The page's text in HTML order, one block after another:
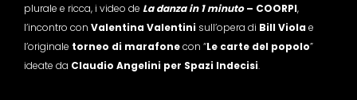
plurale e ricca, i video de La danza in 1 minuto– COORPI,
l’incontro con Valentina Valentini sull’opera di Bill Violae
l’originale torneo di marafonecon “Le carte del popolo”
ideate da Claudio Angelini per Spazi Indecisi.